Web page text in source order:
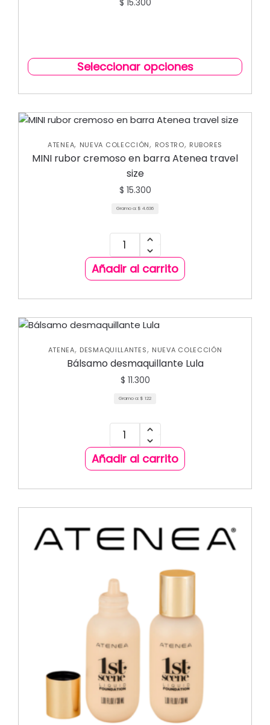
$ 15.300
Seleccionar opciones
ATENEA, NUEVA COLECCIÓN, ROSTRO, RUBORES
MINI rubor cremoso en barra Atenea travel
size
$ 15.300
Gramo a: $ 4.636
Añadir al carrito
ATENEA, DESMAQUILLANTES, NUEVA COLECCIÓN
Bálsamo desmaquillante Lula
$ 11.300
Gramo a: $ 122
Añadir al carrito